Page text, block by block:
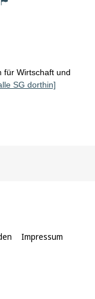
für Wirtschaft und
SG dorthin]
Impressum